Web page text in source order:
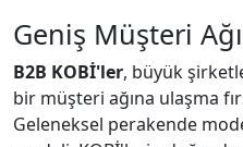
Geniş Müşteri
B2B KOBİ'ler, büyük
bir müşteri ağına ulaşma
Geleneksel perakende